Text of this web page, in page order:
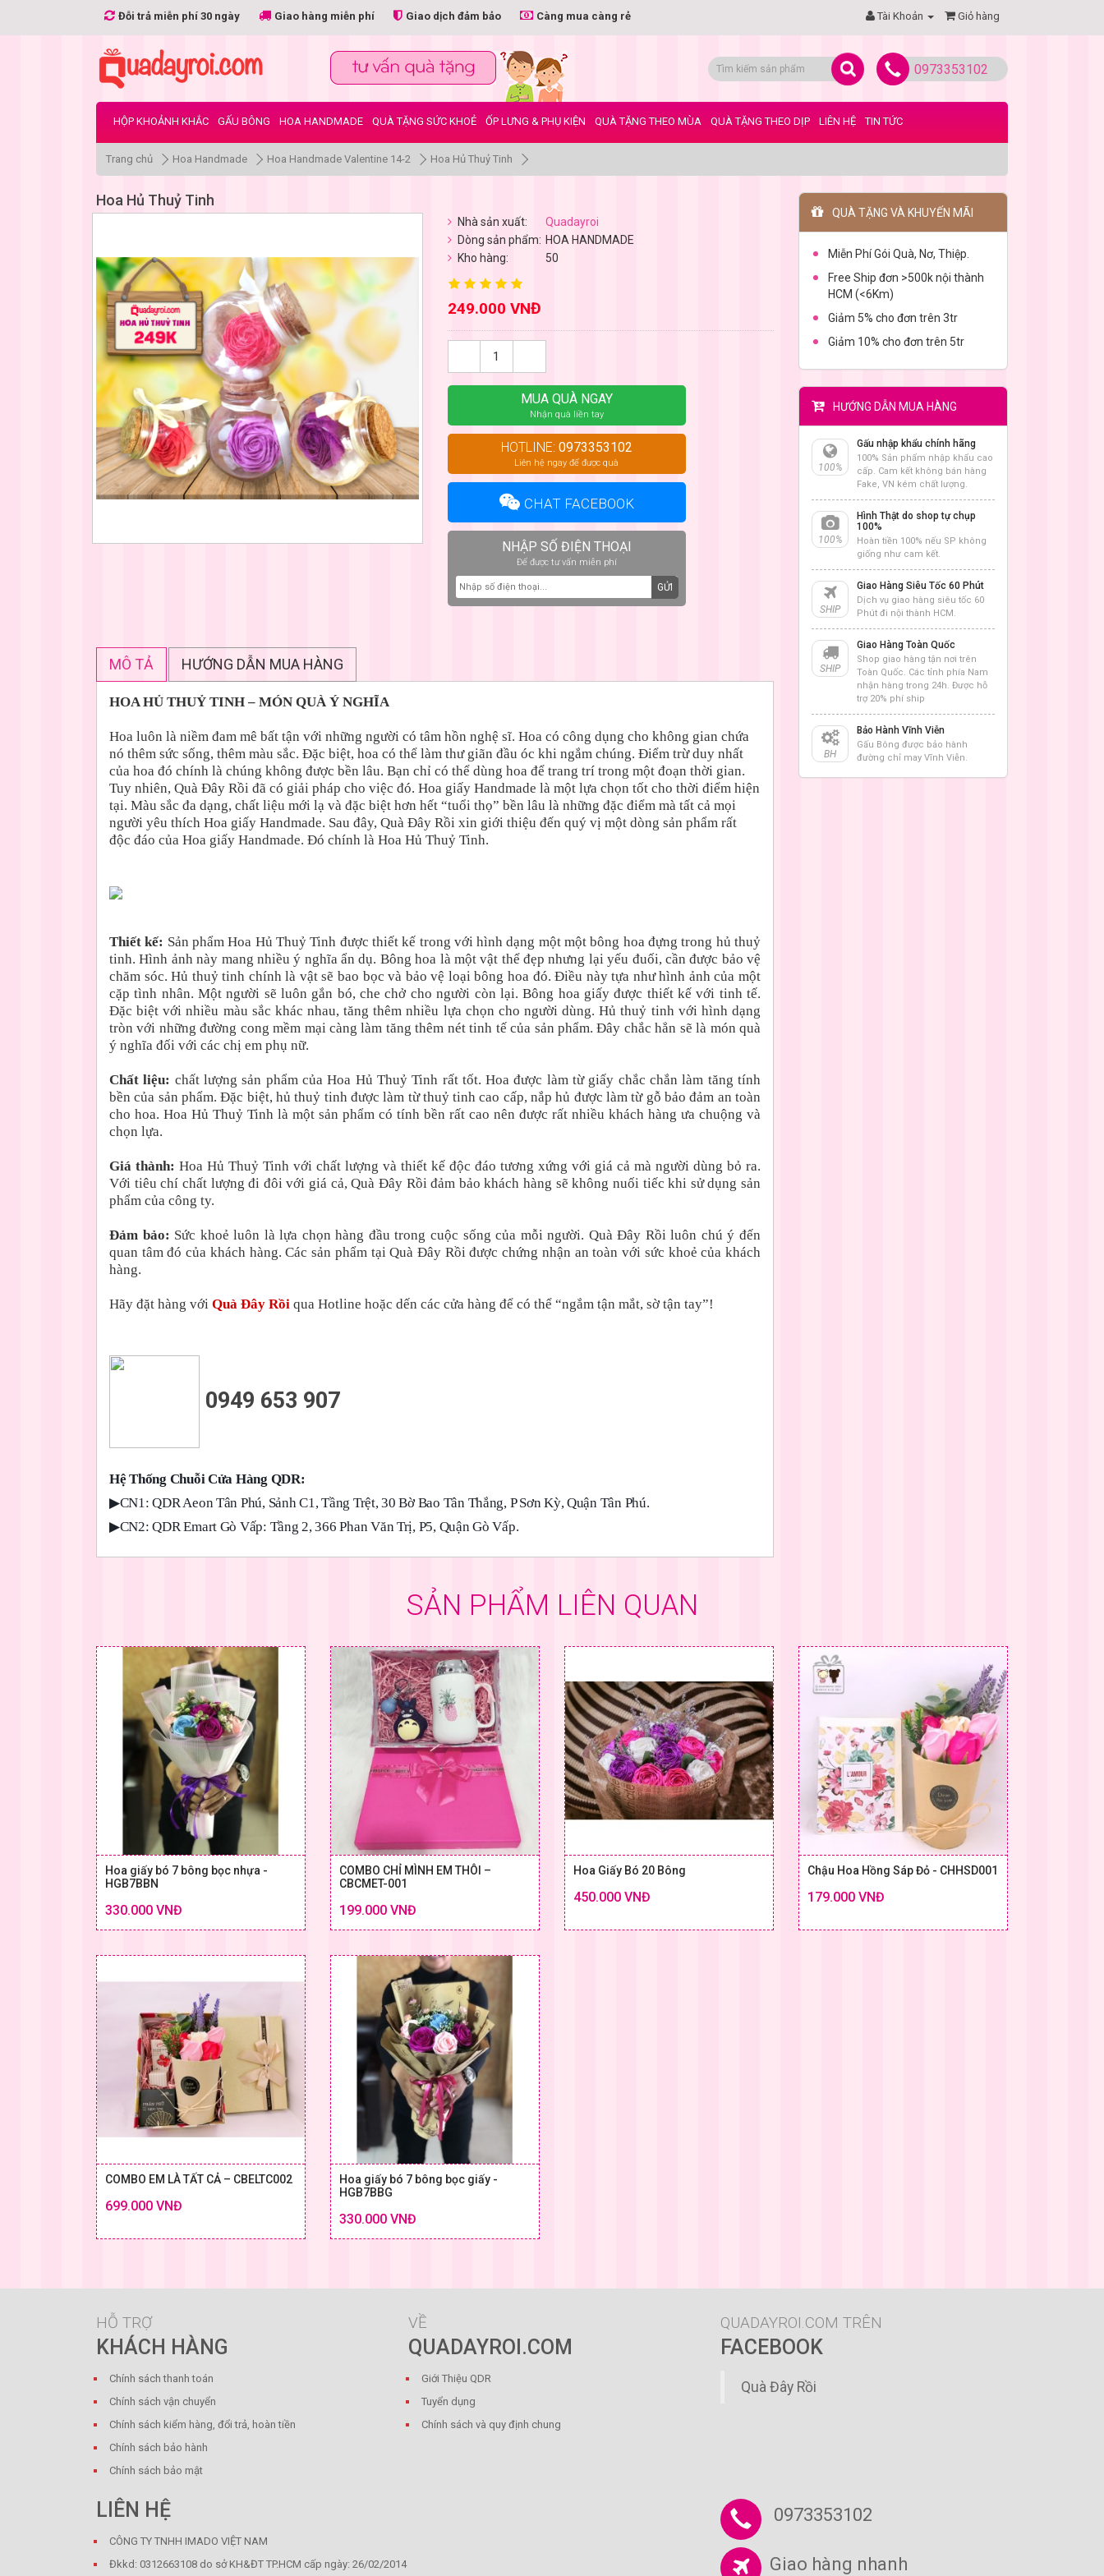
Đỗi trả miễn phí 30 ngày Giao hàng miễn phí Giao dịch đảm bảo Càng mua càng rẻ Tài Khoản Giỏ hàng
0973353102
HỘP KHOẢNH KHẮC GẤU BÔNG HOA HANDMADE QUÀ TẶNG SỨC KHOẺ ỐP LƯNG & PHỤ KIỆN QUÀ TẶNG THEO MÙA QUÀ TẶNG THEO DỊP LIÊN HỆ TIN TỨC
Trang chủ Hoa Handmade Hoa Handmade Valentine 14-2 Hoa Hủ Thuỷ Tinh
Hoa Hủ Thuỷ Tinh
Nhà sản xuất:
Quadayroi
Dòng sản phẩm: HOA HANDMADE
Kho hàng:
50
249.000 VNĐ
MUA QUÀ NGAY
Nhận quà liền tay
HOTLINE: 0973353102
Liên hệ ngay để được quà
CHAT FACEBOOK
NHẬP SỐ ĐIỆN THOẠI
Để được tư vấn miễn phí
GỬI
MÔ TẢ HƯỚNG DẪN MUA HÀNG
HOA HỦ THUỶ TINH – MÓN QUÀ Ý NGHĨA
Hoa luôn là niềm đam mê bất tận với những người có tâm hồn nghệ sĩ. Hoa có công dụng cho không gian chứa
nó thêm sức sống, thêm màu sắc. Đặc biệt, hoa có thể làm thư giãn đầu óc khi ngắm chúng. Điểm trừ duy nhất
của hoa đó chính là chúng không được bền lâu. Bạn chỉ có thể dùng hoa để trang trí trong một đoạn thời gian.
Tuy nhiên, Quà Đây Rồi đã có giải pháp cho việc đó. Hoa giấy Handmade là một lựa chọn tốt cho thời điểm hiện
tại. Màu sắc đa dạng, chất liệu mới lạ và đặc biệt hơn hết “tuổi thọ” bền lâu là những đặc điểm mà tất cả mọi
người yêu thích Hoa giấy Handmade. Sau đây, Quà Đây Rồi xin giới thiệu đến quý vị một dòng sản phẩm rất
độc đáo của Hoa giấy Handmade. Đó chính là Hoa Hủ Thuỷ Tinh.
Thiết kế: Sản phẩm Hoa Hủ Thuỷ Tinh được thiết kế trong với hình dạng một một bông hoa đựng trong hủ thuỷ
tinh. Hình ảnh này mang nhiều ý nghĩa ẩn dụ. Bông hoa là một vật thể đẹp nhưng lại yếu đuối, cần được bảo vệ
chăm sóc. Hủ thuỷ tinh chính là vật sẽ bao bọc và bảo vệ loại bông hoa đó. Điều này tựa như hình ảnh của một
cặp tình nhân. Một người sẽ luôn gắn bó, che chở cho người còn lại. Bông hoa giấy được thiết kế với tinh tế.
Đặc biệt với nhiều màu sắc khác nhau, tăng thêm nhiều lựa chọn cho người dùng. Hủ thuỷ tinh với hình dạng
tròn với những đường cong mềm mại càng làm tăng thêm nét tinh tế của sản phẩm. Đây chắc hẳn sẽ là món quà
ý nghĩa đối với các chị em phụ nữ.
Chất liệu: chất lượng sản phẩm của Hoa Hủ Thuỷ Tinh rất tốt. Hoa được làm từ giấy chắc chắn làm tăng tính
bền của sản phẩm. Đặc biệt, hủ thuỷ tinh được làm từ thuỷ tinh cao cấp, nắp hủ được làm từ gỗ bảo đảm an toàn
cho hoa. Hoa Hủ Thuỷ Tinh là một sản phẩm có tính bền rất cao nên được rất nhiều khách hàng ưa chuộng và
chọn lựa.
Giá thành: Hoa Hủ Thuỷ Tinh với chất lượng và thiết kế độc đáo tương xứng với giá cả mà người dùng bỏ ra.
Với tiêu chí chất lượng đi đôi với giá cả, Quà Đây Rồi đảm bảo khách hàng sẽ không nuối tiếc khi sử dụng sản
phẩm của công ty.
Đảm bảo: Sức khoẻ luôn là lựa chọn hàng đầu trong cuộc sống của mỗi người. Quà Đây Rồi luôn chú ý đến
quan tâm đó của khách hàng. Các sản phẩm tại Quà Đây Rồi được chứng nhận an toàn với sức khoẻ của khách
hàng.
Hãy đặt hàng với Quà Đây Rồi qua Hotline hoặc dến các cửa hàng để có thể “ngắm tận mắt, sờ tận tay”!
0949 653 907
Hệ Thống Chuỗi Cửa Hàng QDR:
▶CN1: QDR Aeon Tân Phú, Sảnh C1, Tầng Trệt, 30 Bờ Bao Tân Thắng, P Sơn Kỳ, Quận Tân Phú.
▶CN2: QDR Emart Gò Vấp: Tầng 2, 366 Phan Văn Trị, P5, Quận Gò Vấp.
QUÀ TẶNG VÀ KHUYẾN MÃI
Miễn Phí Gói Quà, Nơ, Thiệp.
Free Ship đơn >500k nội thành
HCM (<6Km)
Giảm 5% cho đơn trên 3tr
Giảm 10% cho đơn trên 5tr
HƯỚNG DẪN MUA HÀNG
100%
Gấu nhập khẩu chính hãng
100% Sản phẩm nhập khẩu cao
cấp. Cam kết không bán hàng
Fake, VN kém chất lượng.
100%
Hình Thật do shop tự chụp
100%
Hoàn tiền 100% nếu SP không
giống như cam kết.
SHIP
Giao Hàng Siêu Tốc 60 Phút
Dịch vụ giao hàng siêu tốc 60
Phút đi nội thành HCM.
SHIP
Giao Hàng Toàn Quốc
Shop giao hàng tận nơi trên
Toàn Quốc. Các tỉnh phía Nam
nhận hàng trong 24h. Được hỗ
trợ 20% phí ship
BH
Bảo Hành Vĩnh Viễn
Gấu Bông được bảo hành
đường chỉ may Vĩnh Viễn.
SẢN PHẨM LIÊN QUAN
Hoa giấy bó 7 bông bọc nhựa -
HGB7BBN
330.000 VNĐ
COMBO CHỈ MÌNH EM THÔI –
CBCMET-001
199.000 VNĐ
Hoa Giấy Bó 20 Bông
450.000 VNĐ
Chậu Hoa Hồng Sáp Đỏ - CHHSD001
179.000 VNĐ
COMBO EM LÀ TẤT CẢ – CBELTC002
699.000 VNĐ
Hoa giấy bó 7 bông bọc giấy -
HGB7BBG
330.000 VNĐ
HỖ TRỢ
KHÁCH HÀNG
Chính sách thanh toán
Chính sách vận chuyển
Chính sách kiểm hàng, đổi trả, hoàn tiền
Chính sách bảo hành
Chính sách bảo mật
VỀ
QUADAYROI.COM
Giới Thiệu QDR
Tuyển dụng
Chính sách và quy định chung
QUADAYROI.COM TRÊN
FACEBOOK
Quà Đây Rồi
LIÊN HỆ
CÔNG TY TNHH IMADO VIỆT NAM
Đkkd: 0312663108 do sở KH&ĐT TP.HCM cấp ngày: 26/02/2014
0973353102
Giao hàng nhanh